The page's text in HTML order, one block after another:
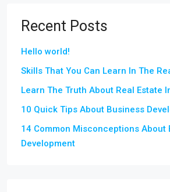
Recent Posts
Hello world!
Skills That You Can Learn In The
Learn The Truth About Real Estate
10 Quick Tips About Business
14 Common Misconceptions About
Development